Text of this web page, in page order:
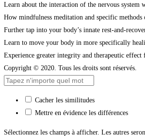
Learn about the interaction of the nervous system
How mindfulness meditation and specific methods
Further tap into your body’s innate rest-and-
Learn to move your body in more specifically
Experience greater integrity and therapeutic effect
Copyright © 2020. Tous les droits sont réservés.
Cacher les similitudes
Mettre en évidence les différences
Sélectionnez les champs à afficher. Les autres